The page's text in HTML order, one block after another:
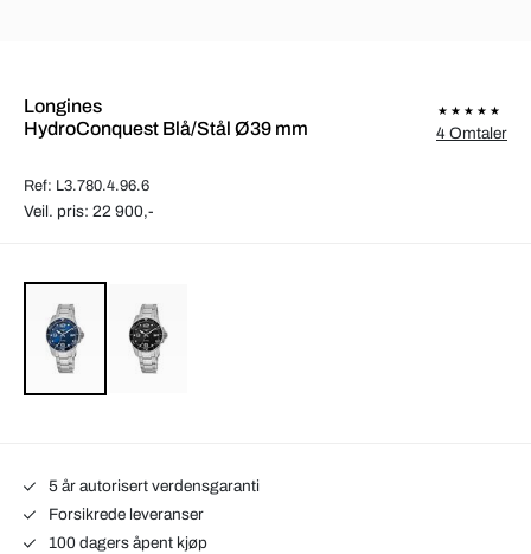
Longines
HydroConquest Blå/Stål Ø39 mm
Ref: L3.780.4.96.6
4 Omtaler
Veil. pris: 22 900,-
5 år autorisert verdensgaranti
Forsikrede leveranser
100 dagers åpent kjøp